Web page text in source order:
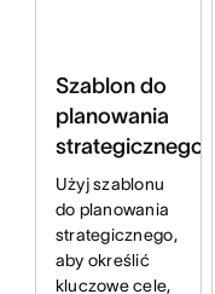
Szablon do
planowania
strategicznego
Użyj szablonu
do planowania
strategicznego,
aby określić
kluczowe cele,